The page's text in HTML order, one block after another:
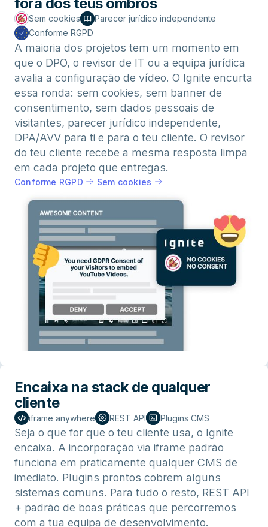
Sem cookies
Parecer jurídico independente
Conforme RGPD
A maioria dos projetos tem um momento em
que o DPO, o revisor de IT ou a equipa jurídica
avalia a configuração de vídeo. O Ignite encurta
essa ronda: sem cookies, sem banner de
consentimento, sem dados pessoais de
visitantes, parecer jurídico independente,
DPA/AVV para ti e para o teu cliente. O revisor
do teu cliente recebe a mesma resposta limpa
em cada projeto que entregas.
Conforme RGPD Sem cookies
Encaixa na stack de qualquer
cliente
iframe anywhere REST API Plugins CMS
Seja o que for que o teu cliente usa, o Ignite
encaixa. A incorporação via iframe padrão
funciona em praticamente qualquer CMS de
imediato. Plugins prontos cobrem alguns
sistemas comuns. Para tudo o resto, REST API
+ padrão de boas práticas que percorremos
com a tua equipa de desenvolvimento.